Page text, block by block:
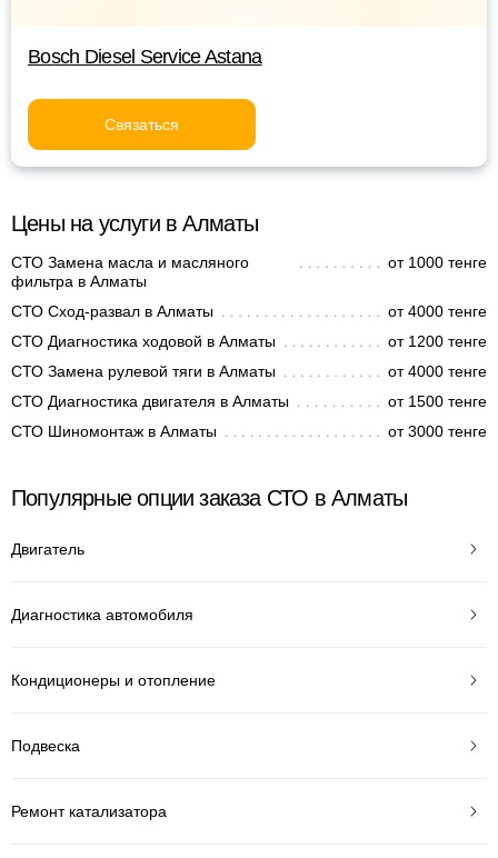
Bosch Diesel Service Astana
Связаться
Цены на услуги в Алматы
СТО Замена масла и масляного
фильтра в Алматы
от 1000 тенге
СТО Сход-развал в Алматы
от 4000 тенге
СТО Диагностика ходовой в Алматы
от 1200 тенге
СТО Замена рулевой тяги в Алматы
от 4000 тенге
СТО Диагностика двигателя в Алматы
от 1500 тенге
СТО Шиномонтаж в Алматы
от 3000 тенге
Популярные опции заказа СТО в Алматы
Двигатель
Диагностика автомобиля
Кондиционеры и отопление
Подвеска
Ремонт катализатора